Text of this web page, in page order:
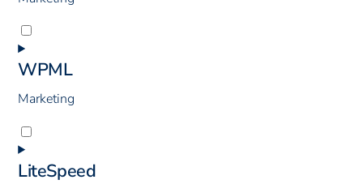
analytics
Consent
to
service
WPML
Marketing
Consent
to
service
LiteSpeed